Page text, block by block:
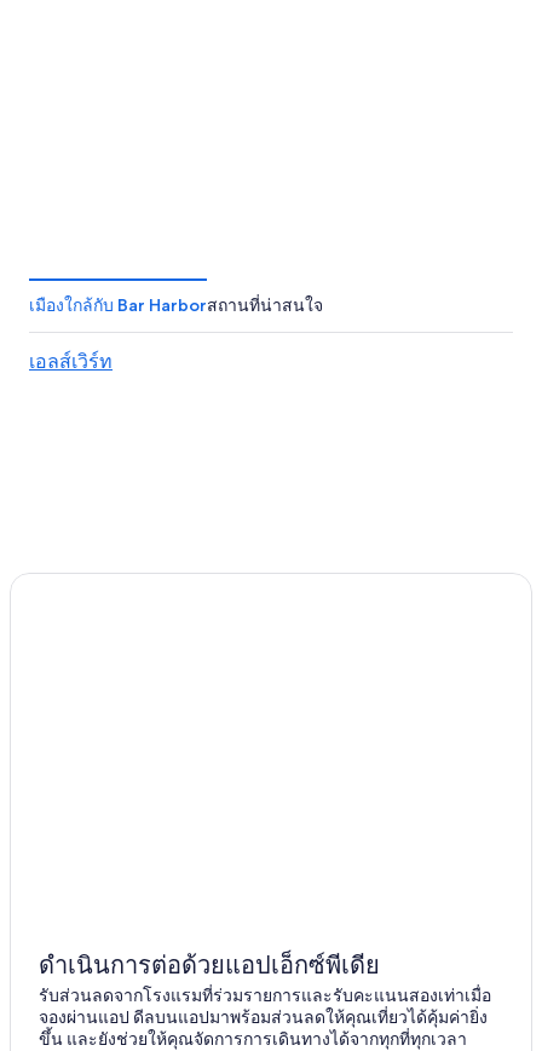
เมืองใกล้กับ Bar Harborสถานที่น่าสนใจ
เอลส์เวิร์ท
ดำเนินการต่อด้วยแอปเอ็กซ์พีเดีย
รับส่วนลดจากโรงแรมที่ร่วมรายการและรับคะแนนสองเท่าเมื่อ
จองผ่านแอป ดีลบนแอปมาพร้อมส่วนลดให้คุณเที่ยวได้คุ้มค่ายิ่ง
ขึ้น และยังช่วยให้คุณจัดการการเดินทางได้จากทุกที่ทุกเวลา